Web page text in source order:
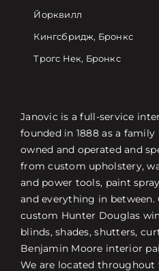
Йорквилл
Кингсбридж, Бронкс
Трогс Нек, Бронкс
Janovic is a full-service
founded in 1888 as a family
owned and operated and
from custom upholstery,
and power tools, paint
and everything in
custom Hunter Douglas
blinds, shades, shutters,
Benjamin Moore interior
We are located throughout